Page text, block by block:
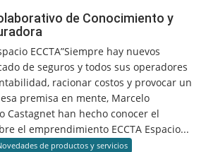
de Conocimiento y
ECCTA”Siempre hay nuevos
de seguros y todos sus operadores
racionar costos y provocar un
premisa en mente, Marcelo
Castagnet han hecho conocer el
el emprendimiento ECCTA Espacio...
de productos y servicios